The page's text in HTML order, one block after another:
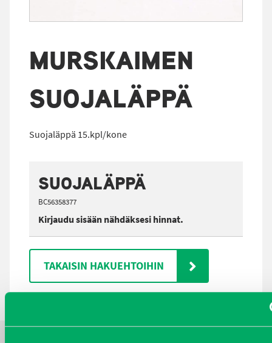
MURSKAIMEN
SUOJALÄPPÄ
Suojaläppä 15.kpl/kone
SUOJALÄPPÄ
BC56358377
Kirjaudu sisään nähdäksesi hinnat.
TAKAISIN HAKUEHTOIHIN